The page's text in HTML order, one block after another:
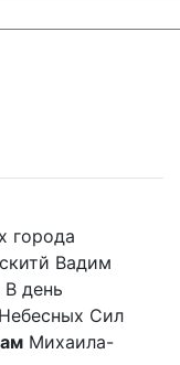
города
Вадим
день
Сил
Михаила-